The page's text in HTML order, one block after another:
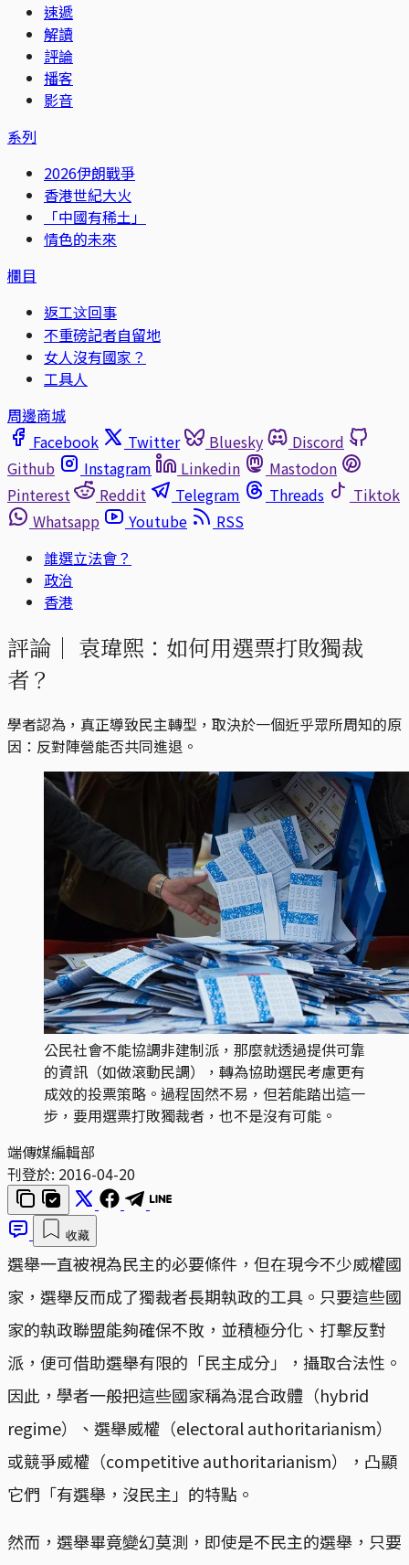
速遞
解讀
評論
播客
影音
系列
2026伊朗戰爭
香港世紀大火
「中國有稀土」
情色的未來
欄目
返工这回事
不重磅記者自留地
女人沒有國家？
工具人
周邊商城
Facebook
Twitter Bluesky
Discord
Github
Instagram Linkedin
Mastodon
Pinterest
Reddit Telegram Threads
Tiktok
Whatsapp
Youtube
RSS
誰選立法會？
政治
香港
評論｜ 袁瑋熙：如何用選票打敗獨裁
者？
學者認為，真正導致民主轉型，取決於一個近乎眾所周知的原
因：反對陣營能否共同進退。
公民社會不能協調非建制派，那麼就透過提供可靠
的資訊（如做滾動民調），轉為協助選民考慮更有
成效的投票策略。過程固然不易，但若能踏出這一
步，要用選票打敗獨裁者，也不是沒有可能。
端傳媒編輯部
刊登於: 2016-04-20
收藏
選舉一直被視為民主的必要條件，但在現今不少威權國
家，選舉反而成了獨裁者長期執政的工具。只要這些國
家的執政聯盟能夠確保不敗，並積極分化、打擊反對
派，便可借助選舉有限的「民主成分」，攝取合法性。
因此，學者一般把這些國家稱為混合政體（hybrid
regime）、選舉威權（electoral authoritarianism）
或競爭威權（competitive authoritarianism），凸顯
它們「有選舉，沒民主」的特點。
然而，選舉畢竟變幻莫測，即使是不民主的選舉，只要